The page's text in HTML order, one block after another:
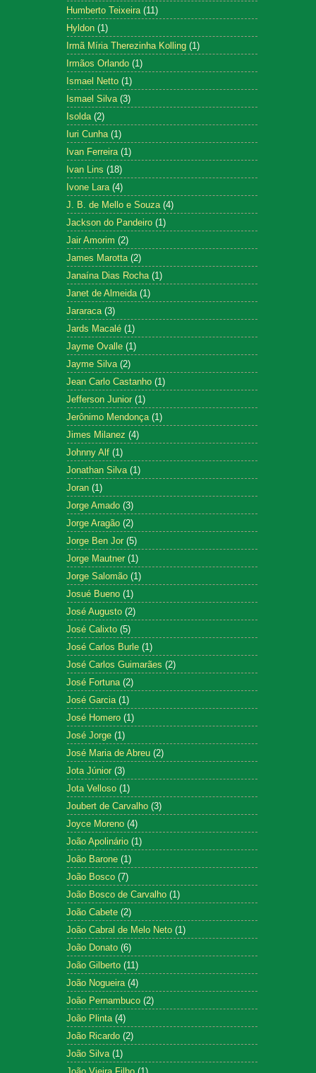
Humberto Teixeira (11)
Hyldon (1)
Irmã Míria Therezinha Kolling (1)
Irmãos Orlando (1)
Ismael Netto (1)
Ismael Silva (3)
Isolda (2)
Iuri Cunha (1)
Ivan Ferreira (1)
Ivan Lins (18)
Ivone Lara (4)
J. B. de Mello e Souza (4)
Jackson do Pandeiro (1)
Jair Amorim (2)
James Marotta (2)
Janaína Dias Rocha (1)
Janet de Almeida (1)
Jararaca (3)
Jards Macalé (1)
Jayme Ovalle (1)
Jayme Silva (2)
Jean Carlo Castanho (1)
Jefferson Junior (1)
Jerônimo Mendonça (1)
Jimes Milanez (4)
Johnny Alf (1)
Jonathan Silva (1)
Joran (1)
Jorge Amado (3)
Jorge Aragão (2)
Jorge Ben Jor (5)
Jorge Mautner (1)
Jorge Salomão (1)
Josué Bueno (1)
José Augusto (2)
José Calixto (5)
José Carlos Burle (1)
José Carlos Guimarães (2)
José Fortuna (2)
José Garcia (1)
José Homero (1)
José Jorge (1)
José Maria de Abreu (2)
Jota Júnior (3)
Jota Velloso (1)
Joubert de Carvalho (3)
Joyce Moreno (4)
João Apolinário (1)
João Barone (1)
João Bosco (7)
João Bosco de Carvalho (1)
João Cabete (2)
João Cabral de Melo Neto (1)
João Donato (6)
João Gilberto (11)
João Nogueira (4)
João Pernambuco (2)
João Plinta (4)
João Ricardo (2)
João Silva (1)